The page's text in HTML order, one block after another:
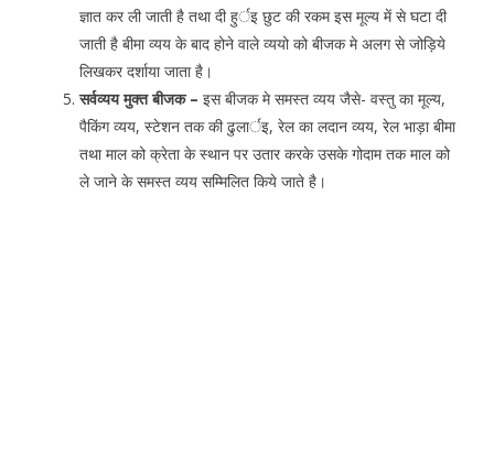
ज्ञात कर ली जाती है तथा दी हुर्इ छुट की रकम इस मूल्य में से घटा दी
जाती है बीमा व्यय के बाद होने वाले व्ययो को बीजक मे अलग से जोड़िये
लिखकर दर्शाया जाता है।
सर्वव्यय मुक्त बीजक – इस बीजक मे समस्त व्यय जैसे- वस्तु का मूल्य,
पैकिंग व्यय, स्टेशन तक की ढुलार्इ, रेल का लदान व्यय, रेल भाड़ा बीमा
तथा माल को क्रेता के स्थान पर उतार करके उसके गोदाम तक माल को
ले जाने के समस्त व्यय सम्मिलित किये जाते है।